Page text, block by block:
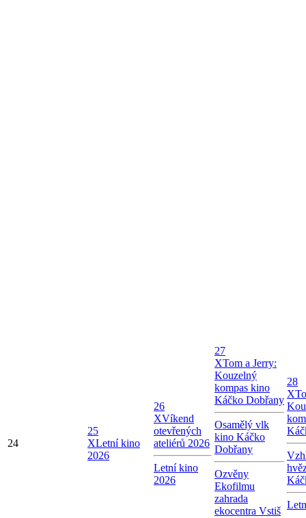
24
25
XLetní kino
2026
26
XVíkend
otevřených
ateliérů 2026
Letní kino
2026
27
XTom a Jerry:
Kouzelný
kompas kino
Káčko Dobřany
Osamělý vlk
kino Káčko
Dobřany
Ozvěny
Ekofilmu
zahrada
ekocentra Vstiš
28
X